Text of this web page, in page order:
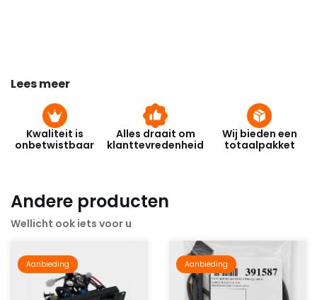
Lees meer
Kwaliteit is
onbetwistbaar
Alles draait om
klanttevredenheid
Wij bieden een
totaalpakket
Andere producten
Wellicht ook iets voor u
Aanbieding Aanbieding